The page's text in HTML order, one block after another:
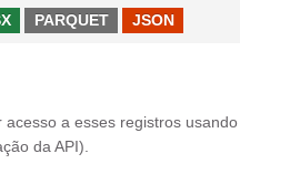
PARQUET JSON
acesso a esses registros usando
da API ).